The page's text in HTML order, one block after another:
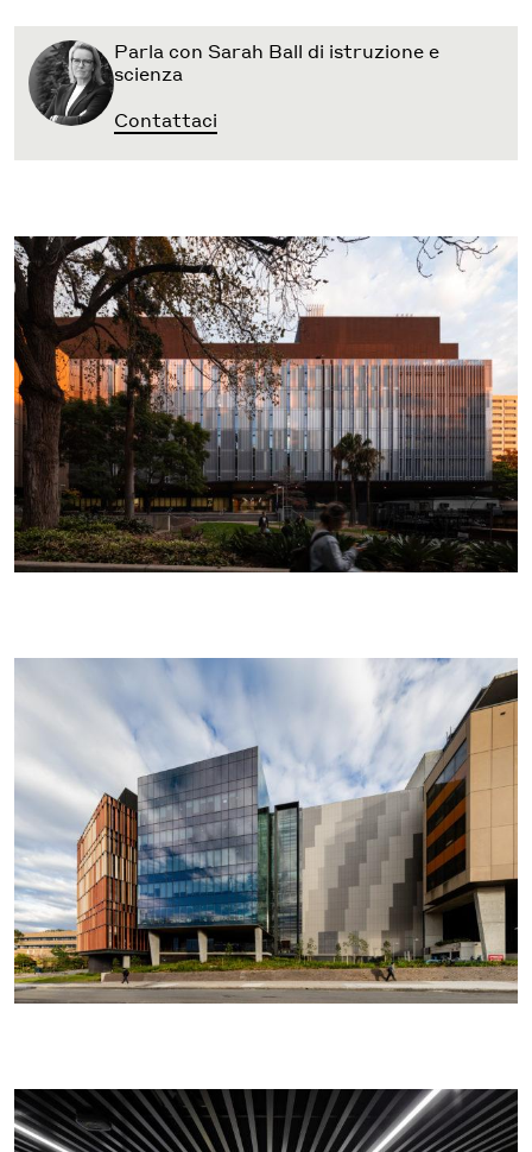
Parla con Sarah Ball di istruzione e
scienza
Contattaci